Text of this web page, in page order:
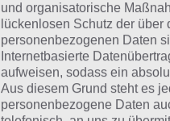
und organisatorische
lückenlosen Schutz der
personenbezogenen Daten
Internetbasierte
aufweisen, sodass ein
Aus diesem Grund steht es
personenbezogene Daten